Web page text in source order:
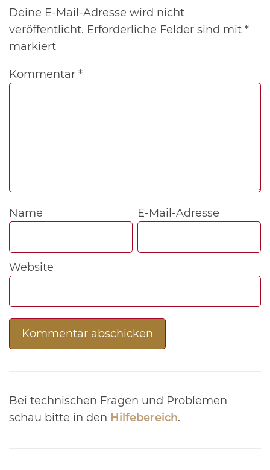
Deine E-Mail-Adresse wird nicht
veröffentlicht. Erforderliche Felder sind mit *
markiert
Kommentar *
Name E-Mail-Adresse
Website
Bei technischen Fragen und Problemen
schau bitte in den Hilfebereich.